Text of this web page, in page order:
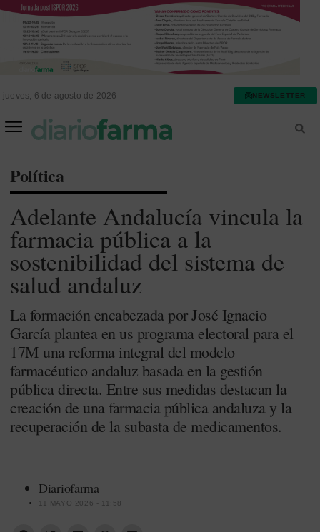
jueves, 6 de agosto de 2026 NEWSLETTER
Política
Adelante Andalucía vincula la
farmacia pública a la
sostenibilidad del sistema de
salud andaluz
La formación encabezada por José Ignacio
García plantea en us programa electoral para el
17M una reforma integral del modelo
farmacéutico andaluz basada en la gestión
pública directa. Entre sus medidas destacan la
creación de una farmacia pública andaluza y la
recuperación de la subasta de medicamentos.
Diariofarma
11 MAYO 2026 - 11:58